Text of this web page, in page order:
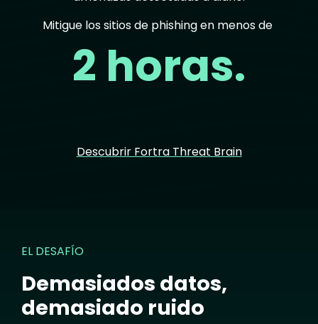
Mitigue los sitios de phishing en menos de
2 horas.
Descubrir Fortra Threat Brain
EL DESAFÍO
Demasiados datos,
demasiado ruido